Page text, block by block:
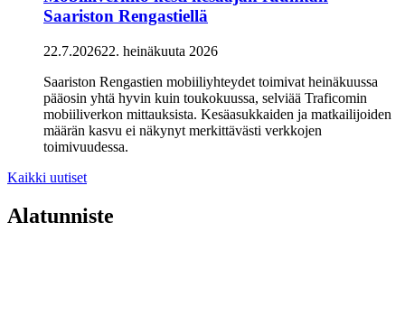
Saariston Rengastiellä
22.7.202622. heinäkuuta 2026
Saariston Rengastien mobiiliyhteydet toimivat heinäkuussa
pääosin yhtä hyvin kuin toukokuussa, selviää Traficomin
mobiiliverkon mittauksista. Kesäasukkaiden ja matkailijoiden
määrän kasvu ei näkynyt merkittävästi verkkojen
toimivuudessa.
Kaikki uutiset
Alatunniste